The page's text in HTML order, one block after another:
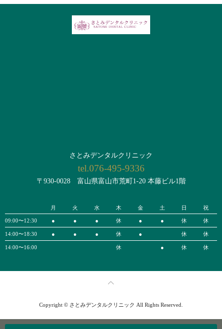
さとみデンタルクリニック
tel.076-495-9336
〒930-0028 富山県富山市荒町1-20 本藤ビル1階
月 火 水 木 金 土 日 祝
09:00〜12:30 ● ● ● 休 ● ● 休 休
14:00〜18:30 ● ● ● 休 ● 休 休
14:00〜16:00 休 ● 休 休
Copyright © さとみデンタルクリニック All Rights Reserved.